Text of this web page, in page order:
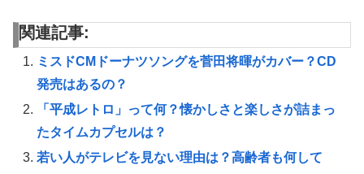
関連記事:
ミスドCMドーナツソングを菅田将暉がカバー？CD
発売はあるの？
「平成レトロ」って何？懐かしさと楽しさが詰まっ
たタイムカプセルは？
若い人がテレビを見ない理由は？高齢者も何して